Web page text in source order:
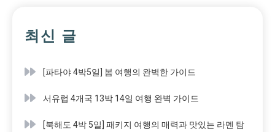
최신 글
[파타야 4박5일] 봄 여행의 완벽한 가이드
서유럽 4개국 13박 14일 여행 완벽 가이드
[북해도 4박 5일] 패키지 여행의 매력과 맛있는 라멘 탐